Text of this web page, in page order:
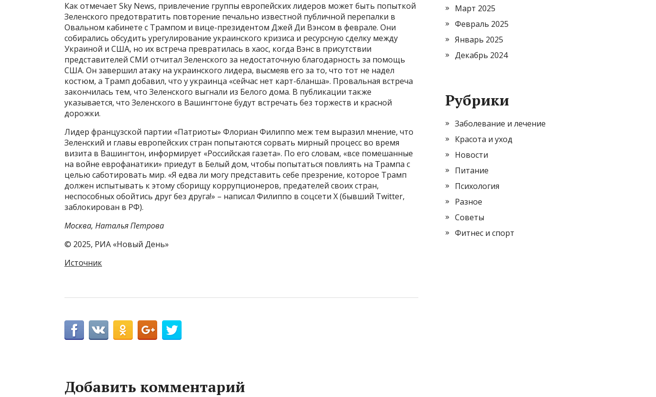
Как отмечает Sky News, привлечение группы европейских лидеров может быть попыткой
Зеленского предотвратить повторение печально известной публичной перепалки в
Овальном кабинете с Трампом и вице-президентом Джей Ди Вэнсом в феврале. Они
собирались обсудить урегулирование украинского кризиса и ресурсную сделку между
Украиной и США, но их встреча превратилась в хаос, когда Вэнс в присутствии
представителей СМИ отчитал Зеленского за недостаточную благодарность за помощь
США. Он завершил атаку на украинского лидера, высмеяв его за то, что тот не надел
костюм, а Трамп добавил, что у украинца «сейчас нет карт-бланша». Провальная встреча
закончилась тем, что Зеленского выгнали из Белого дома. В публикации также
указывается, что Зеленского в Вашингтоне будут встречать без торжеств и красной
дорожки.
Лидер французской партии «Патриоты» Флориан Филиппо меж тем выразил мнение, что
Зеленский и главы европейских стран попытаются сорвать мирный процесс во время
визита в Вашингтон, информирует «Российская газета». По его словам, «все помешанные
на войне еврофанатики» приедут в Белый дом, чтобы попытаться повлиять на Трампа с
целью саботировать мир. «Я едва ли могу представить себе презрение, которое Трамп
должен испытывать к этому сборищу коррупционеров, предателей своих стран,
неспособных обойтись друг без друга!» – написал Филиппо в соцсети Х (бывший Twitter,
заблокирован в РФ).
Москва, Наталья Петрова
© 2025, РИА «Новый День»
Источник
Добавить комментарий
Март 2025
Февраль 2025
Январь 2025
Декабрь 2024
Рубрики
Заболевание и лечение
Красота и уход
Новости
Питание
Психология
Разное
Советы
Фитнес и спорт